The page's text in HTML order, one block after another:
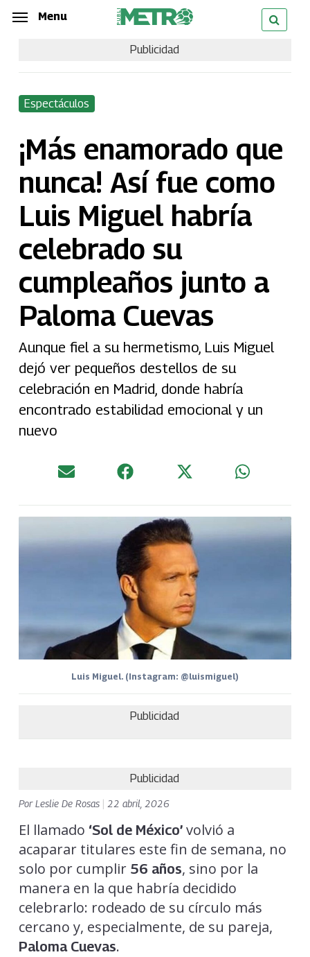
Skip
content
Menu
Publicidad
Espectáculos
¡Más enamorado que
nunca! Así fue como
Luis Miguel habría
celebrado su
cumpleaños junto a
Paloma Cuevas
Aunque fiel a su hermetismo, Luis Miguel
dejó ver pequeños destellos de su
celebración en Madrid, donde habría
encontrado estabilidad emocional y un
nuevo
Luis Miguel. (Instagram: @luismiguel)
Publicidad
Publicidad
PorLeslie De Rosas 22 abril, 2026
El llamado ‘Sol de México’volvió a
acaparar titulares este fin de semana, no
solo por cumplir 56 años, sino por la
manera en la que habría decidido
celebrarlo: rodeado de su círculo más
cercano y, especialmente, de su pareja,
Paloma Cuevas.
Menu